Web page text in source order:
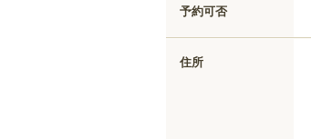
予約可否
住所